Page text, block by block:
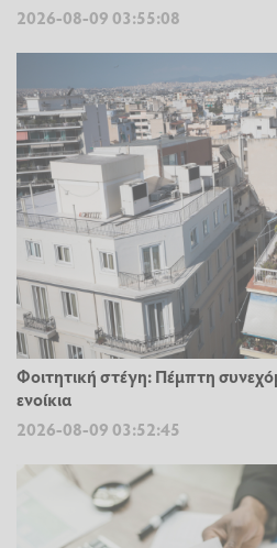
2026-08-09 03:55:08
Φοιτητική στέγη: Πέμπτη
ενοίκια
2026-08-09 03:52:45